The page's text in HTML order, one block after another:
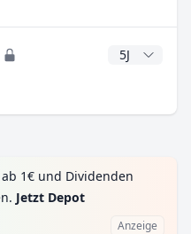
CAGR Jahre
1€ und Dividenden
Jetzt Depot
Anzeige